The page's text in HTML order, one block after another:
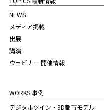
NEWS
メディア掲載
出展
講演
ウェビナー 開催情報
WORKS 事例
デジタルツイン・3D都市モデル